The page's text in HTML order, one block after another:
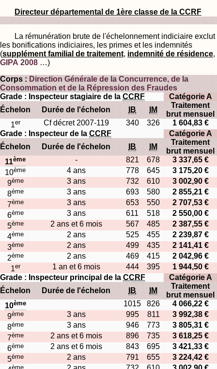
Directeur départemental de 1ère classe de la CCRF
La rémunération brute de l'échelonnement indiciaire exclut
les bonifications indiciaires, les primes et les indemnités
(supplément familial de traitement, indemnité de résidence,
GIPA 2008 …)
Corps : Direction Générale de la Concurrence, de la
Consommation et de la Répression des Fraudes
Grade : Inspecteur stagiaire de la CCRF
Catégorie A
Échelon
Durée de l'échelon IB IM
Traitement
brut mensuel
1er Cf décret 2007-119 340 326
1 604,83 €
Grade : Inspecteur de la CCRF
Catégorie A
Échelon
Durée de l'échelon IB IM
Traitement
brut mensuel
11ème - 821 678
3 337,65 €
10ème 4 ans 778 645
3 175,20 €
9ème 3 ans 732 610
3 002,90 €
8ème 3 ans 693 580
2 855,21 €
7ème 3 ans 653 550
2 707,53 €
6ème 3 ans 611 518
2 550,00 €
5ème 2 ans et 6 mois 567 485
2 387,55 €
4ème 2 ans 525 455
2 239,87 €
3ème 2 ans 499 435
2 141,41 €
2ème 2 ans 469 415
2 042,96 €
1er 1 an et 6 mois 444 395
1 944,50 €
Grade : Inspecteur principal de la CCRF
Catégorie A
Échelon
Durée de l'échelon IB IM
Traitement
brut mensuel
10ème 1015 826
4 066,22 €
9ème 3 ans 995 811
3 992,38 €
8ème 3 ans 946 773
3 805,31 €
7ème 2 ans et 6 mois 896 735
3 618,25 €
6ème 2 ans et 6 mois 843 695
3 421,33 €
5ème 2 ans 791 655
3 224,42 €
ème